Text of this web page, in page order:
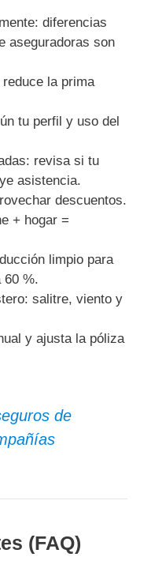
diferencias
aseguradoras son
la prima
tu perfil y uso del
revisa si tu
asistencia.
descuentos.
+ hogar =
limpio para
60 %.
salitre, viento y
y ajusta la póliza
de
(FAQ)